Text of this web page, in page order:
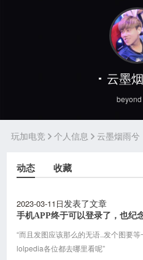
云墨
玩加电竞 个人信息 云墨烟雨兮
动态 收藏
2023-03-11日发表了文章
“而且发图应该那么的无语..发个图要
lolpedia各位都去哪里看呢”